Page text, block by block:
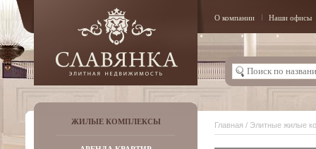
О компании Наши офисы
ЖИЛЫЕ КОМПЛЕКСЫ Главная / Элитные жилые